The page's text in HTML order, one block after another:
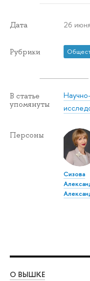
Дата 26
Рубрики
В статье
упомянуты
Персоны
Сизова
О ВЫШКЕ